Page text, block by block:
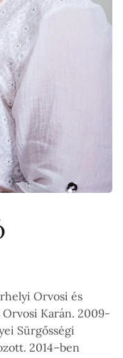
Orvosi és
Orvosi Karán. 2009-
Sürgősségi
2014–ben